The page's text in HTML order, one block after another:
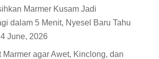
Marmer Kusam Jadi
dalam 5 Menit, Nyesel Baru Tahu
4 June, 2026
Marmer agar Awet, Kinclong, dan